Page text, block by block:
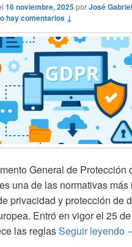
16 noviembre, 2025porJosé
hay comentarios ↓
General de Protección
una de las normativas más
privacidad y protección de
Entró en vigor el 25
las reglasSeguir leyendo